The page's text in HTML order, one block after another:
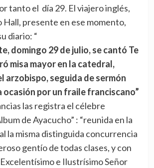
tanto el día 29. El viajero inglés,
Hall, presente en ese momento,
diario: “
domingo 29 de julio, se cantó Te
misa mayor en la catedral,
arzobispo, seguida de sermón
ocasión por un fraile franciscano”
las registra el célebre
de Ayacucho” : “reunida en la
la misma distinguida concurrencia
gentío de todas clases, y con
e Ilustrísimo Señor